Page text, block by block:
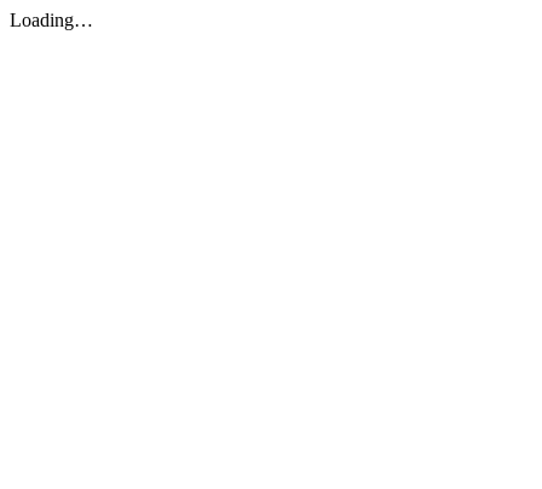
Loading…